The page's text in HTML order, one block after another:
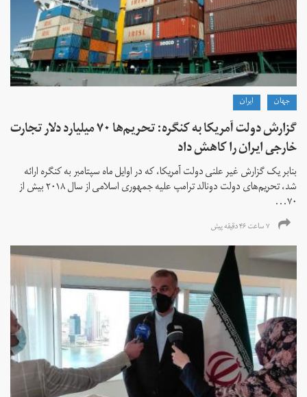
جهان ايران
گزارش دولت آمریکا به کنگره: تحریم‌ها ۷۰ میلیارد دلار تجارت
خارجی ایران را کاهش داد
بنابر یک گزارش غیر علنی دولت آمریکا، که در اوایل ماه سپتامبر به کنگره ارائه
شد، تحریم‌های دولت دونالد ترامپ علیه جمهوری اسلامی از سال ۲۰۱۸ بیش از
۷۰...
۷ ساعت ۴۶ دقیقه پیش